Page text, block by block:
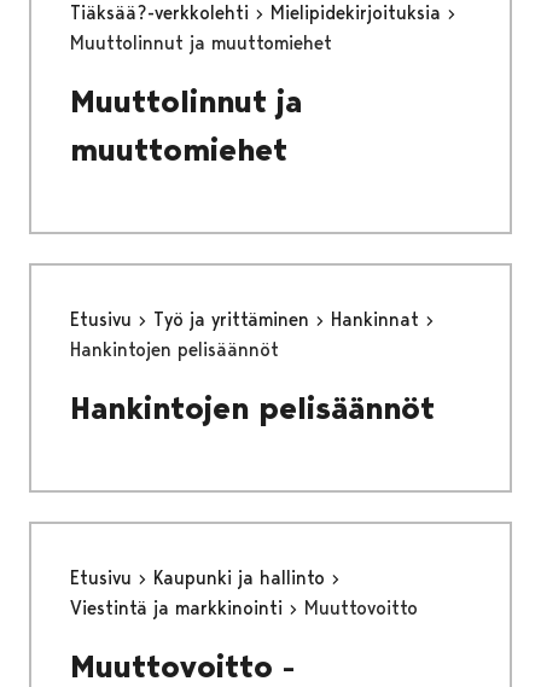
Tiäksää?-verkkolehti
Mielipidekirjoituksia
Muuttolinnut ja muuttomiehet
Muuttolinnut ja
muuttomiehet
Etusivu Työ ja yrittäminen
Hankinnat
Hankintojen pelisäännöt
Hankintojen pelisäännöt
Etusivu
Kaupunki ja hallinto
Viestintä ja markkinointi
Muuttovoitto
Muuttovoitto -